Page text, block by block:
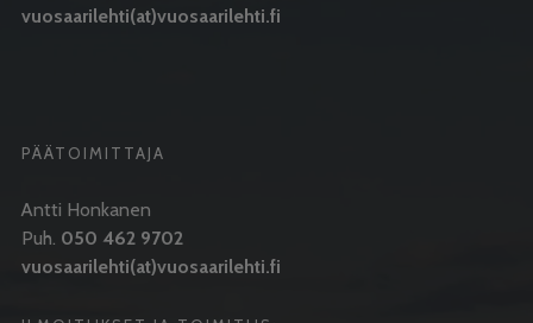
vuosaarilehti(at)vuosaarilehti.fi
PÄÄTOIMITTAJA
Antti Honkanen
Puh. 050 462 9702
vuosaarilehti(at)vuosaarilehti.fi